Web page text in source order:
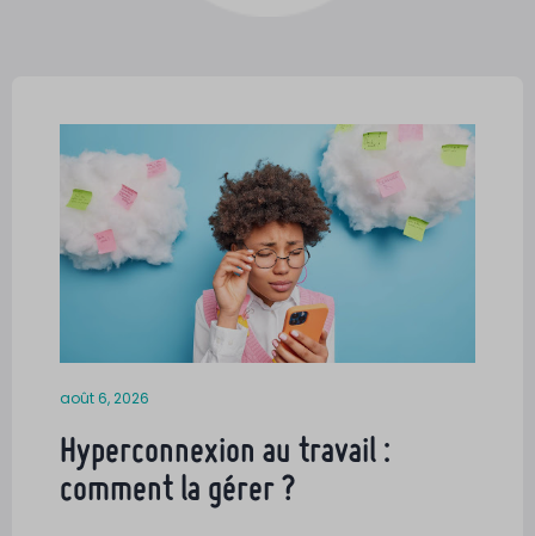
août 6, 2026
Hyperconnexion au travail :
comment la gérer ?